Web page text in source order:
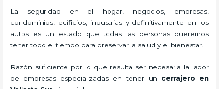
La seguridad en el hogar, negocios, empresas,
condominios, edificios, industrias y definitivamente en los
autos es un estado que todas las personas queremos
tener todo el tiempo para preservar la salud y el bienestar.
Razón suficiente por lo que resulta ser necesaria la labor
de empresas especializadas en tener un cerrajero en